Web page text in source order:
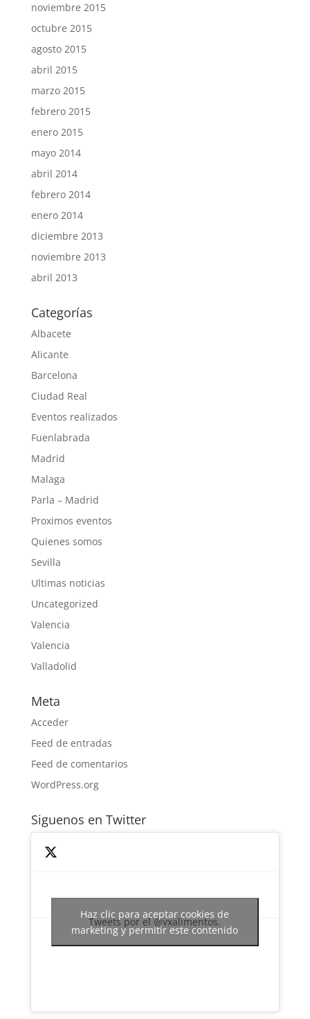
noviembre 2015
octubre 2015
agosto 2015
abril 2015
marzo 2015
febrero 2015
enero 2015
mayo 2014
abril 2014
febrero 2014
enero 2014
diciembre 2013
noviembre 2013
abril 2013
Categorías
Albacete
Alicante
Barcelona
Ciudad Real
Eventos realizados
Fuenlabrada
Madrid
Malaga
Parla – Madrid
Proximos eventos
Quienes somos
Sevilla
Ultimas noticias
Uncategorized
Valencia
Valencia
Valladolid
Meta
Acceder
Feed de entradas
Feed de comentarios
WordPress.org
Siguenos en Twitter
Tweets por el @vxalimentos.
Haz clic para aceptar cookies de
marketing y permitir este contenido